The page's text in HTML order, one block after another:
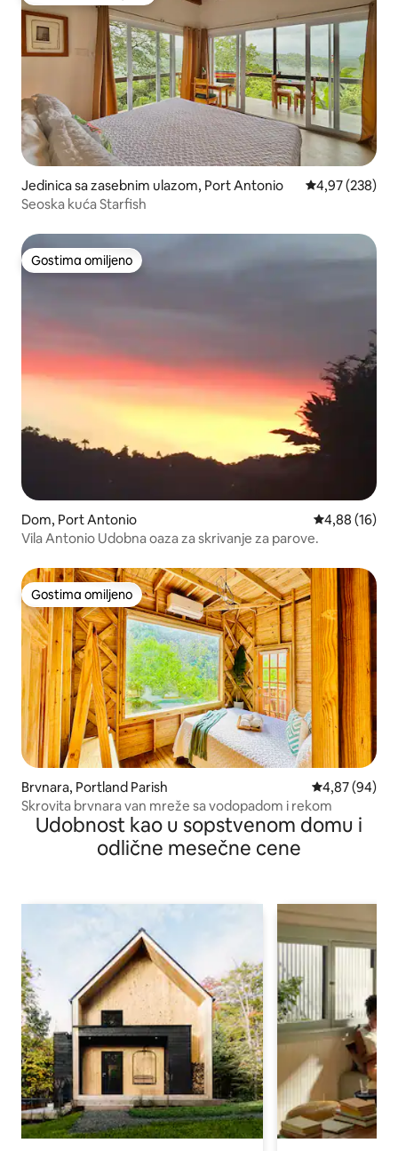
Jedinica sa zasebnim ulazom, Port Antonio Prosečna
4,97 (238)
Seoska kuća Starfish
Gostima omiljeno
Gostima omiljeno
Dom, Port Antonio Prosečna
4,88 (16)
Vila Antonio Udobna oaza za skrivanje za parove.
Gostima omiljeno
Gostima omiljeno
Brvnara, Portland Parish Prosečna
4,87 (94)
Skrovita brvnara van mreže sa vodopadom i rekom
Udobnost kao u sopstvenom domu i
odlične mesečne cene